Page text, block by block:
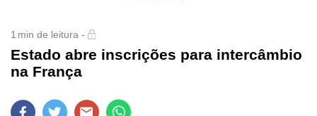
1 min de leitura -
Estado abre inscrições para intercâmbio
na França